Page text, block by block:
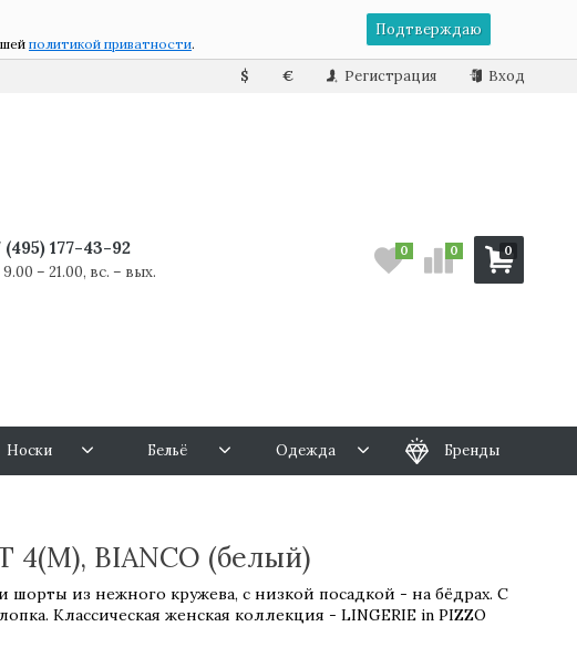
политикой приватности.
Подтверждаю
$ € Регистрация Вход
(495) 177-43-92
– 21.00, вс. – вых.
0
0 0
Носки Бельё Одежда Бренды
4(M), BIANCO (белый)
шорты из нежного кружева, с низкой посадкой - на бёдрах. С
Классическая женская коллекция - LINGERIE in PIZZO